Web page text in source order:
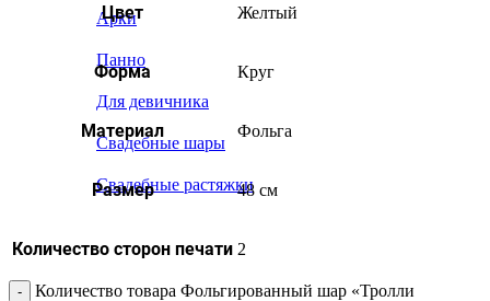
Арки
Панно
Для девичника
Свадебные шары
Свадебные растяжки
Цвет
Желтый
Форма Круг
Материал Фольга
Размер 48 см
Количество сторон печати 2
Количество товара Фольгированный шар «Тролли